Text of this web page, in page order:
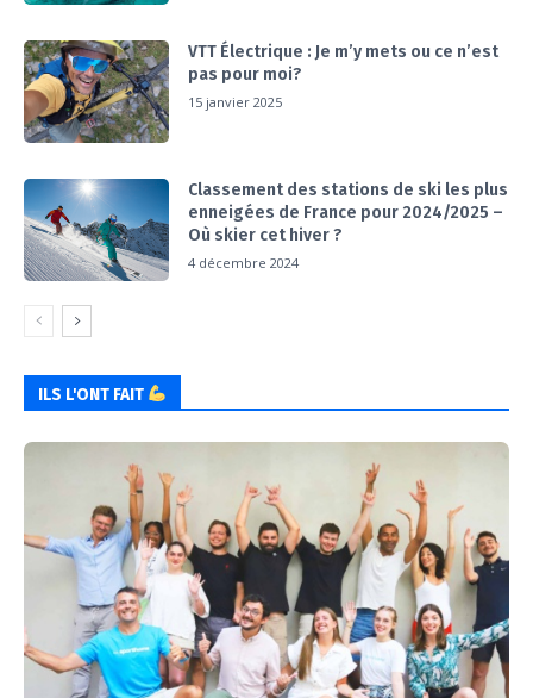
VTT Électrique : Je m’y mets ou ce n’est
pas pour moi?
15 janvier 2025
Classement des stations de ski les plus
enneigées de France pour 2024/2025 –
Où skier cet hiver ?
4 décembre 2024
ILS L'ONT FAIT